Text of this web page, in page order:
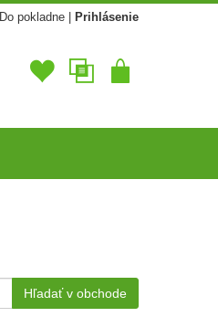
Do pokladne Prihlásenie
Hľadať v obchode